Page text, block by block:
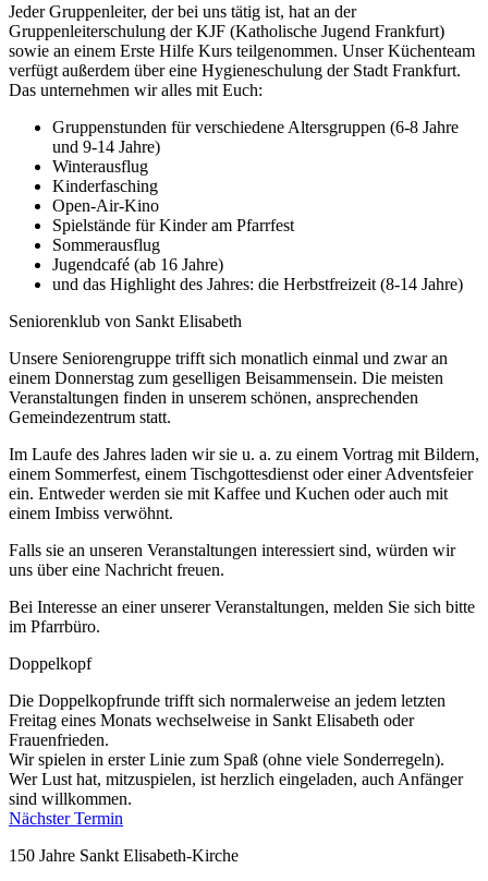
Jeder Gruppenleiter, der bei uns tätig ist, hat an der
Gruppenleiterschulung der KJF (Katholische Jugend Frankfurt)
sowie an einem Erste Hilfe Kurs teilgenommen. Unser Küchenteam
verfügt außerdem über eine Hygieneschulung der Stadt Frankfurt.
Das unternehmen wir alles mit Euch:
Gruppenstunden für verschiedene Altersgruppen (6-8 Jahre
und 9-14 Jahre)
Winterausflug
Kinderfasching
Open-Air-Kino
Spielstände für Kinder am Pfarrfest
Sommerausflug
Jugendcafé (ab 16 Jahre)
und das Highlight des Jahres: die Herbstfreizeit (8-14 Jahre)
Seniorenklub von Sankt Elisabeth
Unsere Seniorengruppe trifft sich monatlich einmal und zwar an
einem Donnerstag zum geselligen Beisammensein. Die meisten
Veranstaltungen finden in unserem schönen, ansprechenden
Gemeindezentrum statt.
Im Laufe des Jahres laden wir sie u. a. zu einem Vortrag mit Bildern,
einem Sommerfest, einem Tischgottesdienst oder einer Adventsfeier
ein. Entweder werden sie mit Kaffee und Kuchen oder auch mit
einem Imbiss verwöhnt.
Falls sie an unseren Veranstaltungen interessiert sind, würden wir
uns über eine Nachricht freuen.
Bei Interesse an einer unserer Veranstaltungen, melden Sie sich bitte
im Pfarrbüro.
Doppelkopf
Die Doppelkopfrunde trifft sich normalerweise an jedem letzten
Freitag eines Monats wechselweise in Sankt Elisabeth oder
Frauenfrieden.
Wir spielen in erster Linie zum Spaß (ohne viele Sonderregeln).
Wer Lust hat, mitzuspielen, ist herzlich eingeladen, auch Anfänger
sind willkommen.
Nächster Termin
150 Jahre Sankt Elisabeth-Kirche